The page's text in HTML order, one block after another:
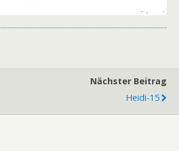
Nächster Beitrag
Heidi-15